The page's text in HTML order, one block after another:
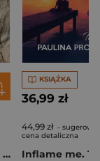
Pomiędzy życiem a śmiercią
KSIĄŻKA
36,99 zł
44,99 zł -
cena detaliczna
Inflame me.